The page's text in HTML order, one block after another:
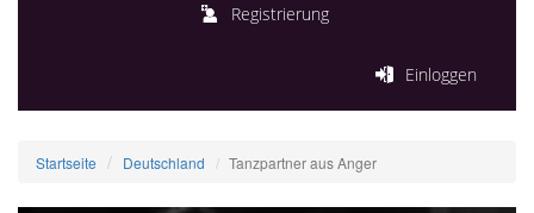
Registrierung
Einloggen
Startseite Deutschland Tanzpartner aus Anger